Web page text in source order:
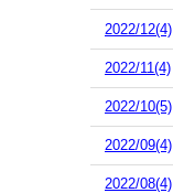
2022/12(4)
2022/11(4)
2022/10(5)
2022/09(4)
2022/08(4)